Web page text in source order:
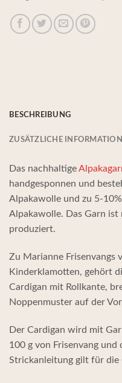
BESCHREIBUNG
ZUSÄTZLICHE
Das nachhaltige
handgesponnen und
Alpakawolle und zu 5-
Alpakawolle. Das Garn ist
produziert.
Zu Marianne Frisenvangs
Kinderklamotten, gehört
Cardigan mit Rollkante,
Noppenmuster auf der
Der Cardigan wird mit
100 g von Frisenvang
Strickanleitung gilt für die